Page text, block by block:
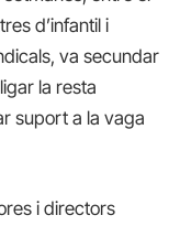
d’infantil i
va secundar
la resta
suport a la vaga
i directors